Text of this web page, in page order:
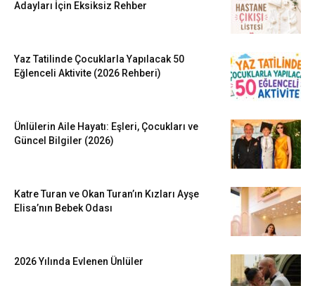
Adayları İçin Eksiksiz Rehber
Yaz Tatilinde Çocuklarla Yapılacak 50
Eğlenceli Aktivite (2026 Rehberi)
Ünlülerin Aile Hayatı: Eşleri, Çocukları ve
Güncel Bilgiler (2026)
Katre Turan ve Okan Turan’ın Kızları Ayşe
Elisa’nın Bebek Odası
2026 Yılında Evlenen Ünlüler